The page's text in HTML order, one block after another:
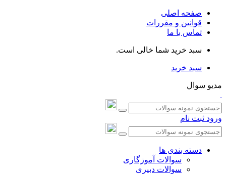
صفحه اصلی
قوانین و مقررات
تماس با ما
سبد خرید شما خالی است.
سبد خرید
مدیو سوال
ورود ثبت نام
دسته بندی ها
سوالات آموزگاری
سوالات دبیری